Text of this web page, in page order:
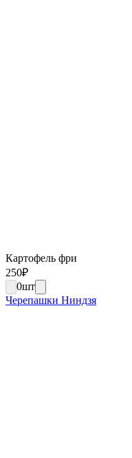
Картофель фри
250₽
0шт
Черепашки Ниндзя